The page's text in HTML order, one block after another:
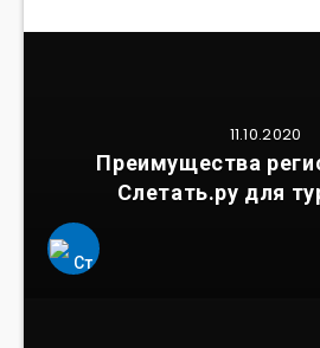
11.10.2020
Преимущества
Слетать.ру для